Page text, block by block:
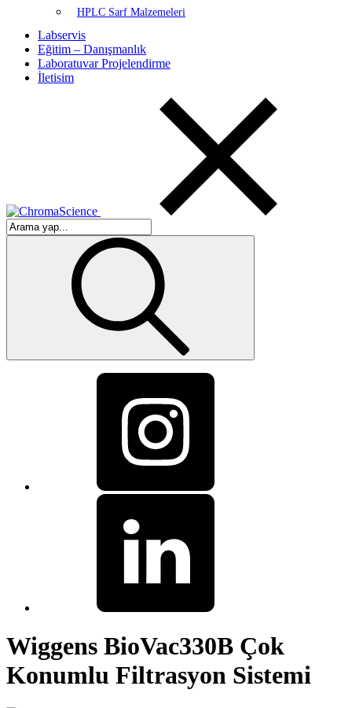
HPLC Sarf Malzemeleri
Labservis
Eğitim – Danışmanlık
Laboratuvar Projelendirme
İletisim
Wiggens BioVac330B Çok
Konumlu Filtrasyon Sistemi